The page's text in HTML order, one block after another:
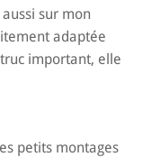
sur mon
adaptée
important, elle
petits montages